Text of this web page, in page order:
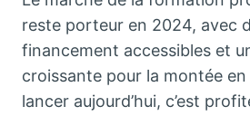
reste porteur en 2024, avec
financement accessibles et
croissante pour la montée
lancer aujourd’hui, c’est